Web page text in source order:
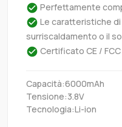
Perfettamente
Le caratteristiche
surriscaldamento o il
Certificato CE /
Capacità:6000mAh
Tensione:3.8V
Tecnologia:Li-ion